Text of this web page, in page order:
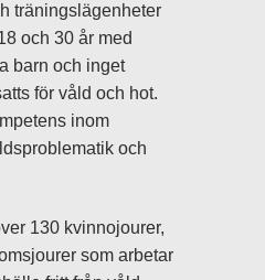
träningslägenheter
och 30 år med
barn och inget
för våld och hot.
inom
och
130 kvinnojourer,
som arbetar